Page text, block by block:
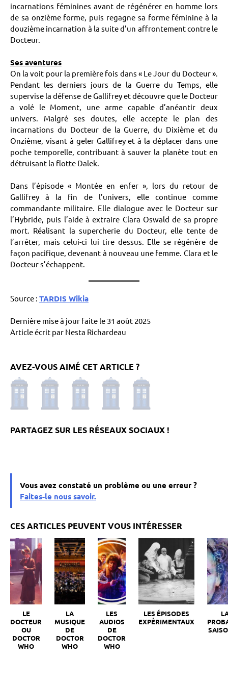
incarnations féminines avant de régénérer en homme lors
de sa onzième forme, puis regagne sa forme féminine à la
douzième incarnation à la suite d’un affrontement contre le
Docteur.
Ses aventures
On la voit pour la première fois dans « Le Jour du Docteur ».
Pendant les derniers jours de la Guerre du Temps, elle
supervise la défense de Gallifrey et découvre que le Docteur
a volé le Moment, une arme capable d’anéantir deux
univers. Malgré ses doutes, elle accepte le plan des
incarnations du Docteur de la Guerre, du Dixième et du
Onzième, visant à geler Gallifrey et à la déplacer dans une
poche temporelle, contribuant à sauver la planète tout en
détruisant la flotte Dalek.
Dans l’épisode « Montée en enfer », lors du retour de
Gallifrey à la fin de l’univers, elle continue comme
commandante militaire. Elle dialogue avec le Docteur sur
l’Hybride, puis l’aide à extraire Clara Oswald de sa propre
mort. Réalisant la supercherie du Docteur, elle tente de
l’arrêter, mais celui-ci lui tire dessus. Elle se régénère de
façon pacifique, devenant à nouveau une femme. Clara et le
Docteur s’échappent.
Source : TARDIS Wikia
Dernière mise à jour faite le 31 août 2025
Article écrit par Nesta Richardeau
AVEZ-VOUS AIMÉ CET ARTICLE ?
Vous avez constaté un problème ou une erreur ?
Faites-le nous savoir.
LE
DOCTEUR
OU
DOCTOR
WHO
LA
MUSIQUE
DE
DOCTOR
WHO
LES
AUDIOS
DE
DOCTOR
WHO
LES ÉPISODES
EXPÉRIMENTAUX